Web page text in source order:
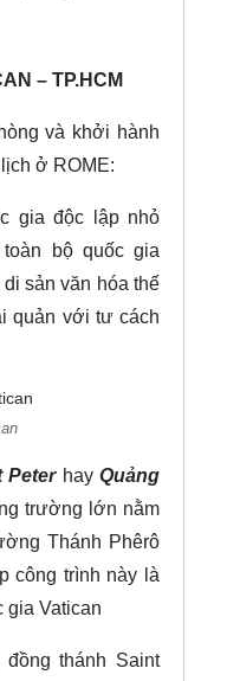
– TP.HCM
và khởi hành
ở ROME:
gia độc lập nhỏ
bộ quốc gia
sản văn hóa thế
quản với tư cách
PeterhayQuảng
trường lớn nằm
Thánh Phêrô
công trình này là
gia Vatican
thánh Saint